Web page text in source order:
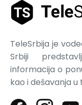
TeleSrbija je
Srbiji
informacija o
kao i dešavanja